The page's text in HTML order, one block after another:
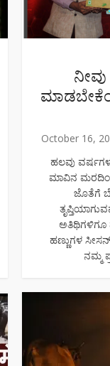
October 16,
ಹಲವು
ಮಾವಿನ ಮರದಿಂದ
ಜೊತೆಗೆ
ಅತಿಥಿಗಳಿಗೂ
ಹಣ್ಣುಗಳ
ನಮ್ಮ